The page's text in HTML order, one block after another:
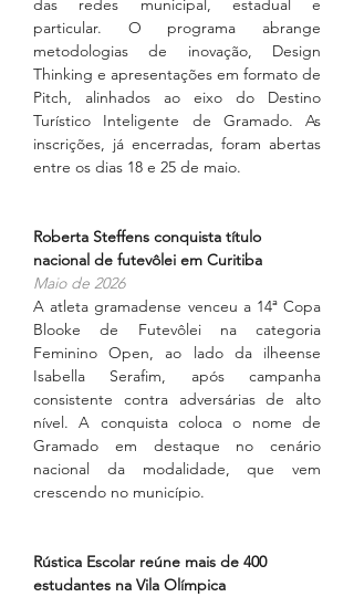
das redes municipal, estadual e
particular. O programa abrange
metodologias de inovação, Design
Thinking e apresentações em formato de
Pitch, alinhados ao eixo do Destino
Turístico Inteligente de Gramado. As
inscrições, já encerradas, foram abertas
entre os dias 18 e 25 de maio.
Roberta Steffens conquista título
nacional de futevôlei em Curitiba
Maio de 2026
A atleta gramadense venceu a 14ª Copa
Blooke de Futevôlei na categoria
Feminino Open, ao lado da ilheense
Isabella Serafim, após campanha
consistente contra adversárias de alto
nível. A conquista coloca o nome de
Gramado em destaque no cenário
nacional da modalidade, que vem
crescendo no município.
Rústica Escolar reúne mais de 400
estudantes na Vila Olímpica